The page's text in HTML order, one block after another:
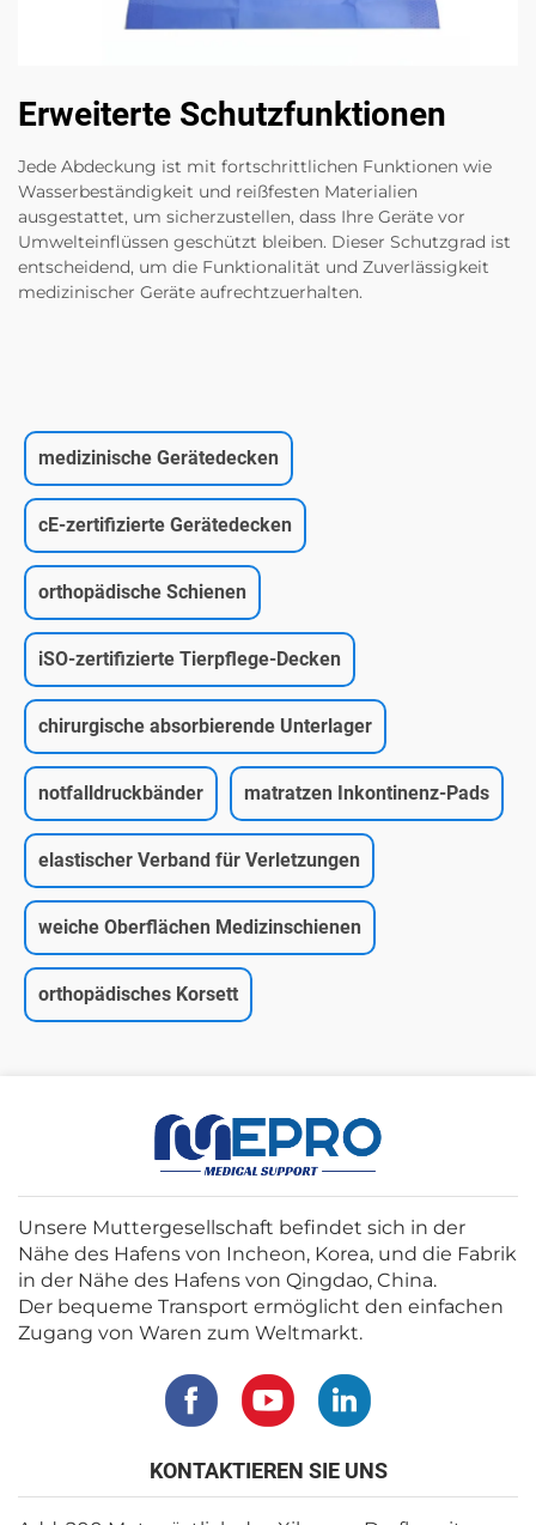
Erweiterte Schutzfunktionen
Jede Abdeckung ist mit fortschrittlichen Funktionen wie
Wasserbeständigkeit und reißfesten Materialien
ausgestattet, um sicherzustellen, dass Ihre Geräte vor
Umwelteinflüssen geschützt bleiben. Dieser Schutzgrad ist
entscheidend, um die Funktionalität und Zuverlässigkeit
medizinischer Geräte aufrechtzuerhalten.
medizinische Gerätedecken
cE-zertifizierte Gerätedecken
orthopädische Schienen
iSO-zertifizierte Tierpflege-Decken
chirurgische absorbierende Unterlager
notfalldruckbänder matratzen Inkontinenz-Pads
elastischer Verband für Verletzungen
weiche Oberflächen Medizinschienen
orthopädisches Korsett
Unsere Muttergesellschaft befindet sich in der
Nähe des Hafens von Incheon, Korea, und die Fabrik
in der Nähe des Hafens von Qingdao, China.
Der bequeme Transport ermöglicht den einfachen
Zugang von Waren zum Weltmarkt.
KONTAKTIEREN SIE UNS